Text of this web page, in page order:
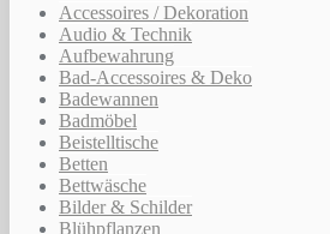
Accessoires / Dekoration
Audio & Technik
Aufbewahrung
Bad-Accessoires & Deko
Badewannen
Badmöbel
Beistelltische
Betten
Bettwäsche
Bilder & Schilder
Blühpflanzen